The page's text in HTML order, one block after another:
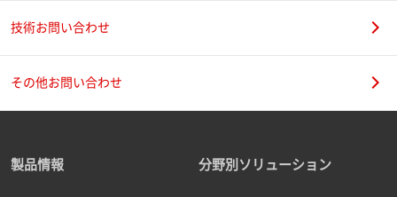
技術お問い合わせ
その他お問い合わせ
製品情報 分野別ソリューション